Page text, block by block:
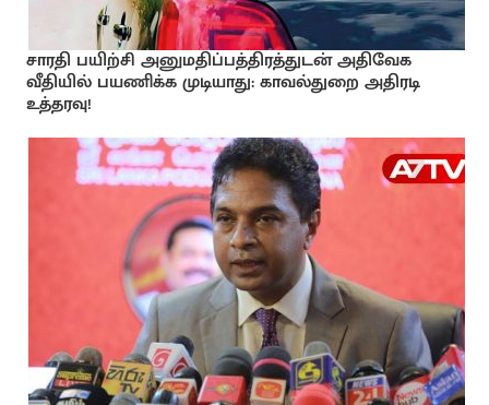
சாரதி பயிற்சி அனுமதிப்பத்திரத்துடன் அதிவேக
வீதியில் பயணிக்க முடியாது: காவல்துறை அதிரடி
உத்தரவு!